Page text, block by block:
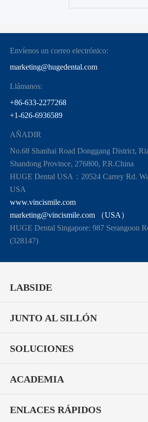
Envíenos un correo electrónico:
marketing@hugedental.com
Llámanos:
+86-633-2277268
+1-626-6936589
AÑADIR
No.68 Shanhai Road Donggang District,
Shandong Province, 276800, P.R.China
HUGE Dental USA：20524 Carrey Rd.
USA
www.vincismile.com
marketing@vincismile.com （USA）
HUGE Dental Singapore: 987 Serangoon
(328147)
LABSIDE
JUNTO AL SILLÓN
SOLUCIONES
ACADEMIA
ENLACES RÁPIDOS